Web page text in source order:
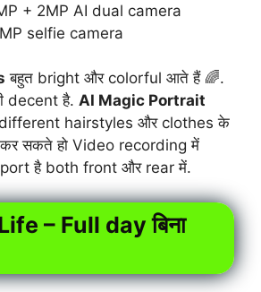
+ 2MP AI dual camera
selfie camera
बहुत bright और colorful आते हैं 🌈.
decent है. AI Magic Portrait
different hairstyles और clothes के
सकते हो Video recording में
है both front और rear में.
– Full day बिना